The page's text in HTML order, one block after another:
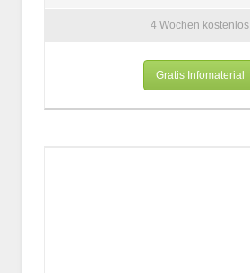
4 Wochen kostenlos
Gratis Infomaterial